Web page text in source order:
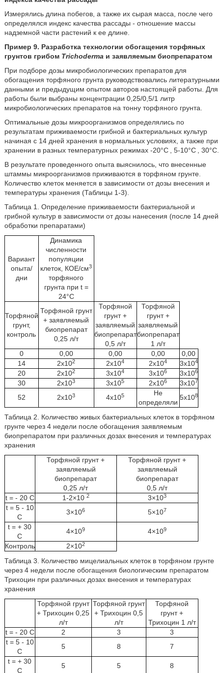
Измерялись длина побегов, а также их сырая масса, после чего
определялся индекс качества рассады - отношение массы
надземной части растений к ее длине.
Пример 9. Разработка технологии обогащения торфяных
грунтов грибом Trichoderma и заявляемым биопрепаратом
При подборе дозы микробиологических препаратов для
обогащения торфяного грунта руководствовались литературными
данными и предыдущим опытом авторов настоящей работы. Для
работы были выбраны концентрации 0,25/0,5/1 литр
микробиологических препаратов на тонну торфяного грунта.
Оптимальные дозы микроорганизмов определялись по
результатам приживаемости грибной и бактериальных культур
начиная с 14 дней хранения в нормальных условиях, а также при
хранении в разных температурных режимах -20°С
, 5-10°С
, 30°С.
В результате проведенного опыта выяснилось, что внесенные
штаммы микроорганизмов приживаются в торфяном грунте.
Количество клеток меняется в зависимости от дозы внесения и
температуры хранения (Таблицы 1-3).
Таблица 1. Определение приживаемости бактериальной и
грибной культур в зависимости от дозы нанесения (после 14 дней
обработки препаратами)
Вариант
опыта/
дни
Динамика
численности
популяции
клеток, КОЕ/см3
торфяного
грунта при t =
24°C
Торфяной
грунт,
контроль
Торфяной грунт
+ заявляемый
биопрепарат
0,25 л/т
Торфяной
грунт +
заявляемый
биопрепарат
0,5 л/т
Торфяной
грунт +
заявляемый
биопрепарат
1 л/т
0
0,00 0,00 0,00
0,00
14
2х102 2х104 2х104 3х104
20 2х102 3х104 3х106 3х106
30 2х103 3х105 2х106 3х107
52 2х103 4х105
Не
определяли
5х108
Таблица 2. Количество живых бактериальных клеток в торфяном
грунте через 4 недели после обогащения заявляемым
биопрепаратом при различных дозах внесения и температурах
хранения
Торфяной грунт +
заявляемый
биопрепарат
0,25 л/т
Торфяной грунт +
заявляемый
биопрепарат
0,5 л/т
t = - 20 С
1-2×10 2 3×103
t = 5 - 10
С
3×106 5×107
t = + 30
С
4×109 4×109
Контроль 2×102
Таблица 3. Количество мицелиальных клеток в торфяном грунте
через 4 недели после обогащения биологическим препаратом
Трихоцин при различных дозах внесения и температурах
хранения
Торфяной грунт
+ Трихоцин 0,25
л/т
Торфяной грунт
+ Трихоцин 0,5
л/т
Торфяной
грунт +
Трихоцин 1 л/т
t = - 20 С
2 3
3
t = 5 - 10
С
5 8
7
t = + 30
С
5 5 8